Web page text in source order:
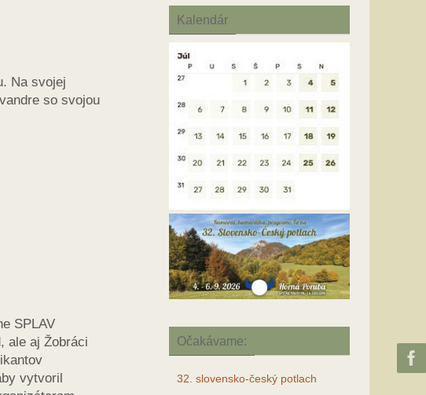
Na svojej
so svojou
SPLAV
ale aj Žobráci
vytvoril
Kalendár
Očakávame:
32. slovensko-český potlach